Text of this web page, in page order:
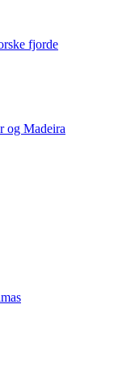
fjorde
og Madeira